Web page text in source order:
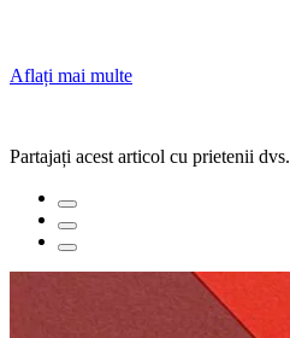
Aflați mai multe
Partajați acest articol cu prietenii dvs.